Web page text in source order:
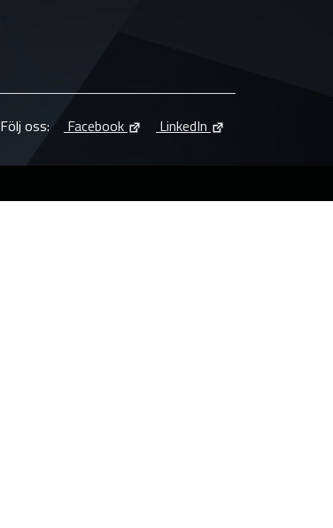
Följ oss: Facebook LinkedIn